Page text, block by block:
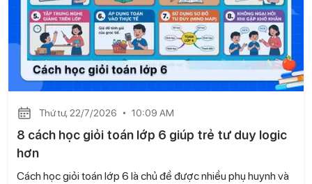
Thứ tư, 22/7/2026 10:09 AM
8 cách học giỏi toán lớp 6 giúp trẻ tư duy logic
hơn
Cách học giỏi toán lớp 6 là chủ đề được nhiều phụ huynh và